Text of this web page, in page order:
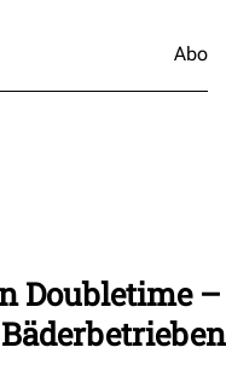
Abo
Doubletime –